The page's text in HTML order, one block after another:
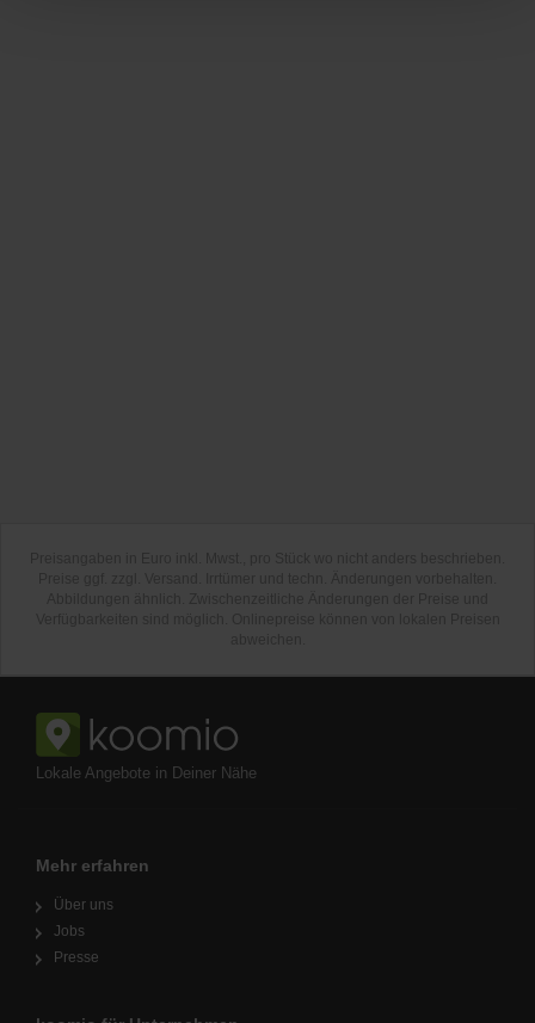
Lokale Angebote in Deiner Nähe
Mehr erfahren
Über uns
Jobs
Presse